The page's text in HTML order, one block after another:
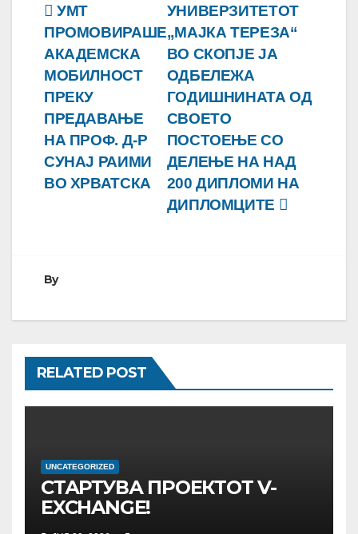
Навигација
на
напис
УНИВЕРЗИТЕТОТ
„МАЈКА ТЕРЕЗА“
ВО СКОПЈЕ ЈА
ОДБЕЛЕЖА
ГОДИШНИНАТА ОД
СВОЕТО
ПОСТОЕЊЕ СО
ДЕЛЕЊЕ НА НАД
200 ДИПЛОМИ НА
ДИПЛОМЦИТЕ
УМТ
ПРОМОВИРАШЕ
АКАДЕМСКА
МОБИЛНОСТ
ПРЕКУ
ПРЕДАВАЊЕ
НА ПРОФ. Д-Р
СУНАЈ РАИМИ
ВО ХРВАТСКА
By
RELATED POST
UNCATEGORIZED
СТАРТУВА ПРОЕКТОТ V-
EXCHANGE!
УНИВЕРЗИТЕТОТ „МАЈКА